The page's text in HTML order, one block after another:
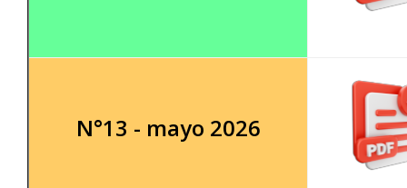
N°13 - mayo 2026